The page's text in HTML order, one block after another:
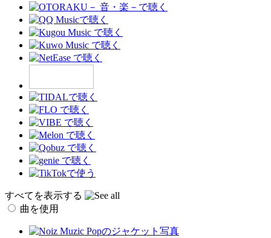
すべてを表示する
曲を使用